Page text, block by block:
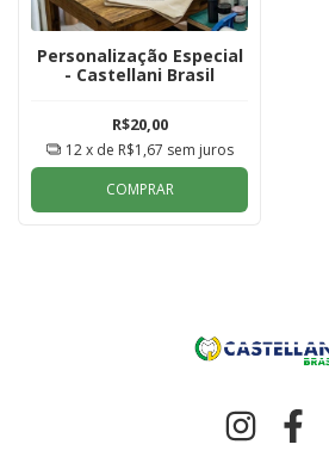
Personalização Especial
- Castellani Brasil
R$20,00
12 x de R$1,67 sem juros
COMPRAR